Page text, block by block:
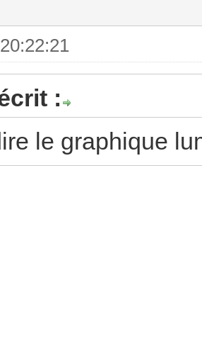
:
le graphique